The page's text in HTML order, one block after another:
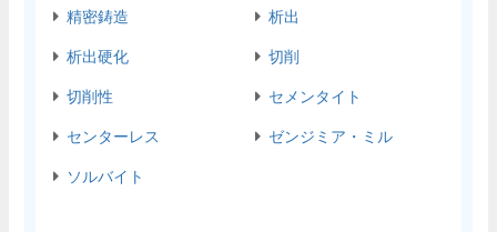
精密鋳造 析出
析出硬化 切削
切削性 セメンタイト
センターレス ゼンジミア・ミル
ソルバイト